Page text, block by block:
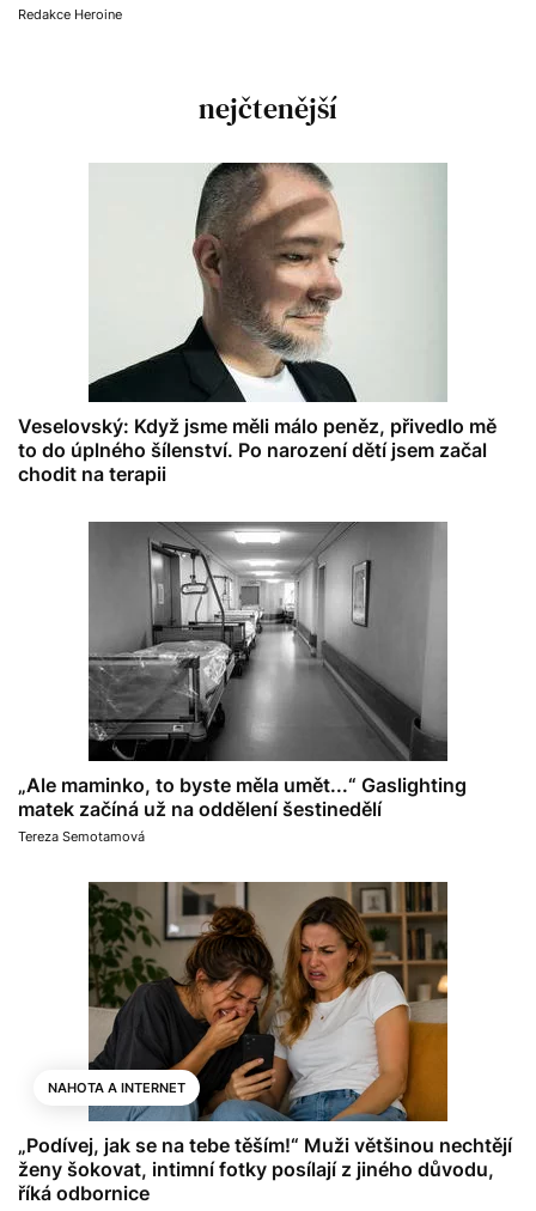
Redakce Heroine
nejčtenější
Veselovský: Když jsme měli málo peněz, přivedlo mě
to do úplného šílenství. Po narození dětí jsem začal
chodit na terapii
„Ale maminko, to byste měla umět...“ Gaslighting
matek začíná už na oddělení šestinedělí
Tereza Semotamová
NAHOTA A INTERNET
„Podívej, jak se na tebe těším!“ Muži většinou nechtějí
ženy šokovat, intimní fotky posílají z jiného důvodu,
říká odbornice